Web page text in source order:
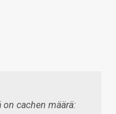
cachen määrä: